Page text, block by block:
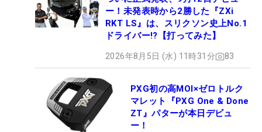
ー！未発表時から2勝した『ZXi
RKT LS』は、スリクソン史上No.1
ドライバー!?【打ってみた】
2026年8月5日 (水) 11時31分 83
PXG初の高MOI×ゼロトルク
マレット『PXG One & Done
ZT』パターが本日デビュ
ー！